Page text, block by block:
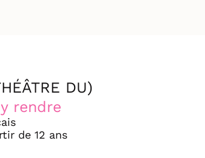
DU)
rendre
de 12 ans